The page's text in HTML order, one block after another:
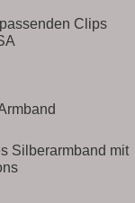
Clips
Silberarmband mit